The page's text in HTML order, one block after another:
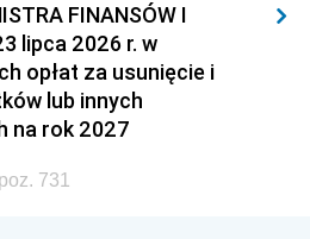
FINANSÓW I
lipca 2026 r. w
opłat za usunięcie i
lub innych
na rok 2027
731